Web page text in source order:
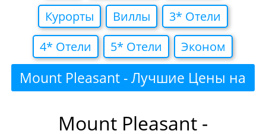
Курорты
Виллы
3* Отели
4* Отели
5* Отели Эконом
Mount Pleasant - Лучшие Цены на
Mount Pleasant -